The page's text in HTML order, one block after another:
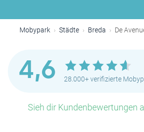
Mobypark Städte Breda De
4,6 28.000+ verifizierte
Sieh dir Kundenbewertungen